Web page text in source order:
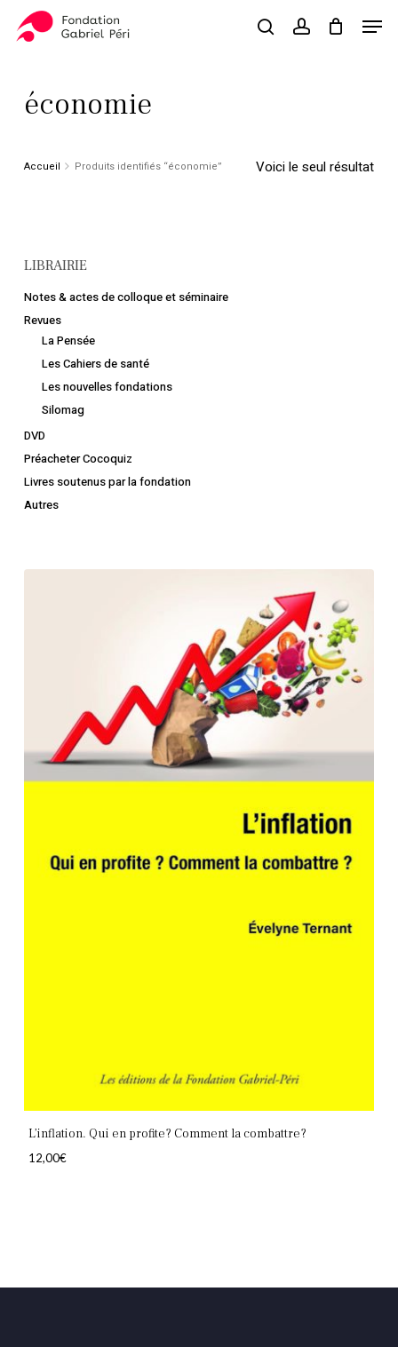
searchaccount
Panier Close
économie
Voici le seul résultat
Accueil Produits identifiés “économie”
LIBRAIRIE
Notes & actes de colloque et séminaire
Revues
La Pensée
Les Cahiers de santé
Les nouvelles fondations
Silomag
DVD
Préacheter Cocoquiz
Livres soutenus par la fondation
Autres
L’inflation. Qui en profite? Comment la combattre?
12,00€